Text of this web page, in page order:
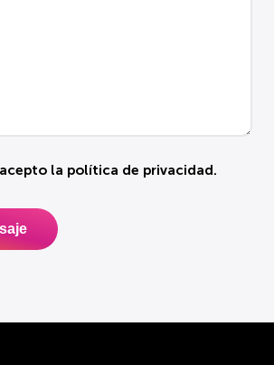
la política de privacidad.